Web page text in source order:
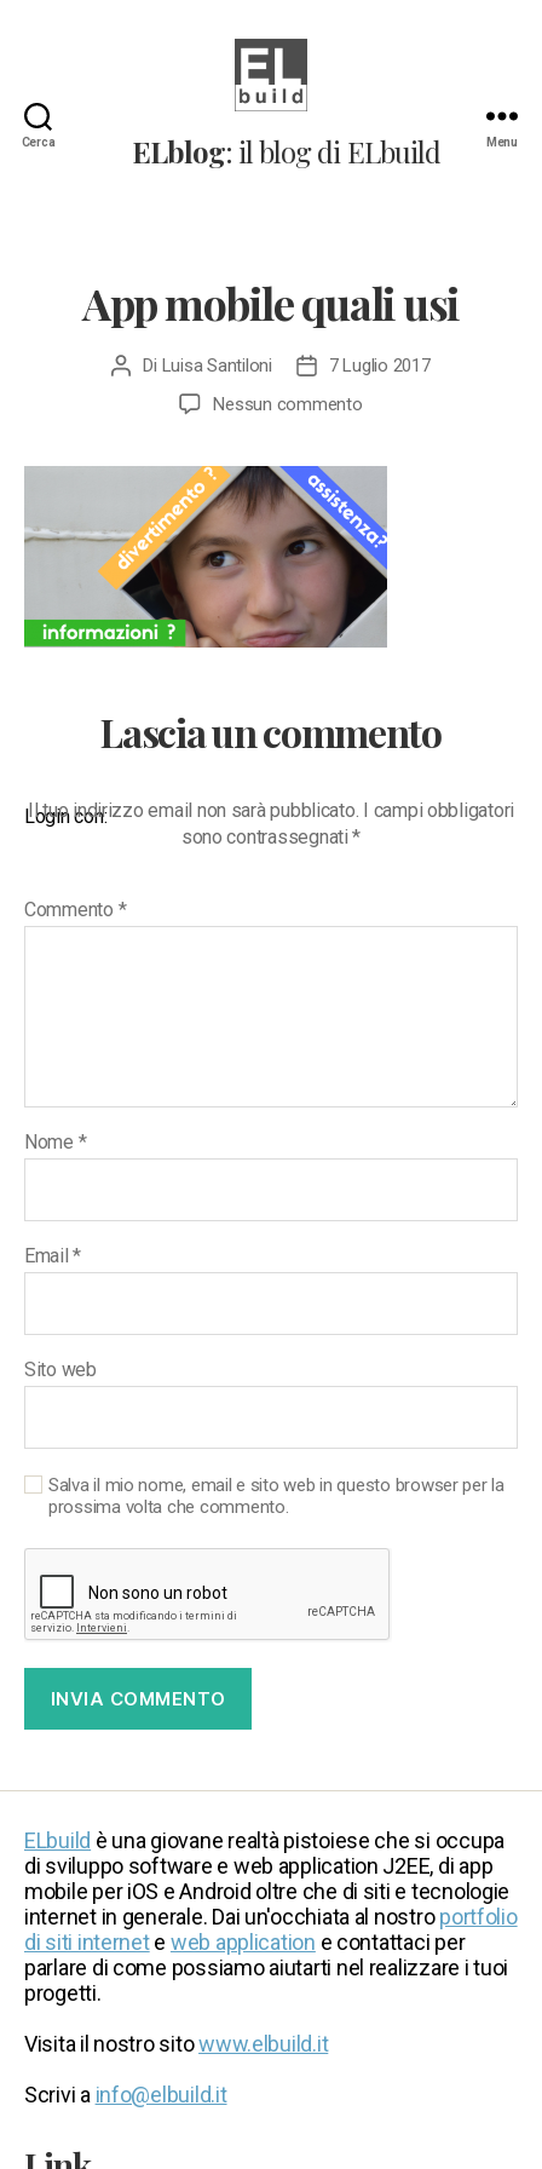
Cerca
Il
blog
ELblog: il blog di ELbuild Menu
App mobile quali usi
Autore
Di Luisa Santiloni
Data
dell'articolo
7 Luglio 2017
Nessun commentosu
usi
Lascia un commento
Login con:
Il tuo indirizzo email non sarà pubblicato. I campi obbligatori
sono contrassegnati*
Commento *
Nome *
Email*
Sito web
Salva il mio nome, email e sito web in questo browser per la
prossima volta che commento.
ELbuild è una giovane realtà pistoiese che si occupa
di sviluppo software e web application J2EE, di app
mobile per iOS e Android oltre che di siti e tecnologie
internet in generale. Dai un'occhiata al nostroportfolio
di siti internete web application e contattaci per
parlare di come possiamo aiutarti nel realizzare i tuoi
progetti.
Visita il nostro sitowww.elbuild.it
Scrivi a info@elbuild.it